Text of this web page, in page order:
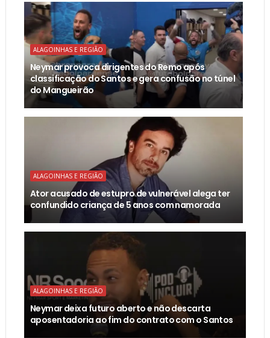
ALAGOINHAS E REGIÃO
Neymar provoca dirigentes do Remo após
classificação do Santos e gera confusão no túnel
do Mangueirão
ALAGOINHAS E REGIÃO
Ator acusado de estupro de vulnerável alega ter
confundido criança de 5 anos com namorada
ALAGOINHAS E REGIÃO
Neymar deixa futuro aberto e não descarta
aposentadoria ao fim do contrato com o Santos